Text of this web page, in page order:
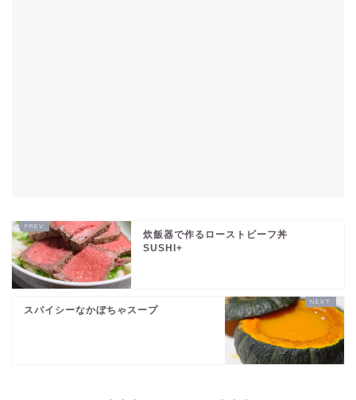
炊飯器で作るローストビーフ丼
SUSHI+
スパイシーなかぼちゃスープ